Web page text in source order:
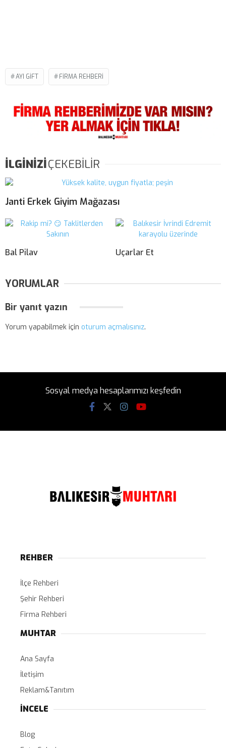
AYI GIFT FIRMA REHBERI
İLGİNİZİÇEKEBİLİR
Janti Erkek Giyim Mağazası
Bal Pilav Uçarlar Et
YORUMLAR
Bir yanıt yazın
Yorum yapabilmek için oturum açmalısınız.
Sosyal medya hesaplarımızı keşfedin
REHBER
İlçe Rehberi
Şehir Rehberi
Firma Rehberi
MUHTAR
Ana Sayfa
İletişim
Reklam&Tanıtım
İNCELE
Blog